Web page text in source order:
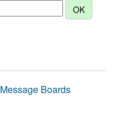
Message Boards